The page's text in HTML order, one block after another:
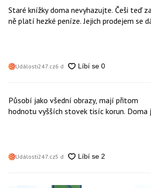
Staré knížky doma nevyhazujte. Češi teď za
ně platí hezké peníze. Jejich prodejem se
Události247.cz6 d
Působí jako všední obrazy, mají přitom
hodnotu vyšších stovek tisíc korun. Doma
Události247.cz5 d